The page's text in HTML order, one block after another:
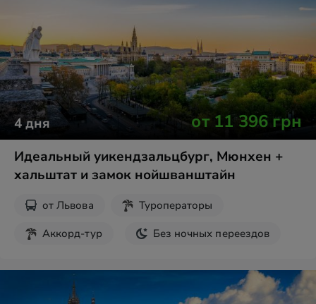
4дня от 11 396 грн
Идеальный уикендзальцбург, Мюнхен +
хальштат и замок нойшванштайн
от Львова
Туроператоры
Аккорд-тур
Без ночных переездов